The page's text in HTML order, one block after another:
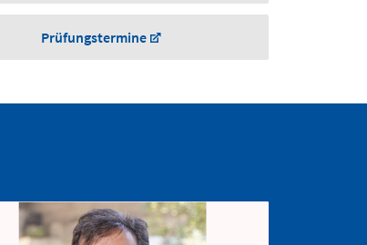
Prüfungstermine